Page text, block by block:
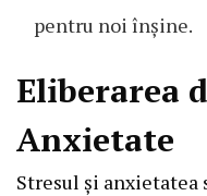
pentru noi înșine.
Eliberarea
Anxietate
Stresul și anxietatea